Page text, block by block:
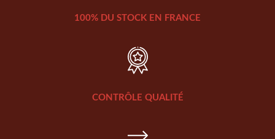
100% DU STOCK EN FRANCE
CONTRÔLE QUALITÉ